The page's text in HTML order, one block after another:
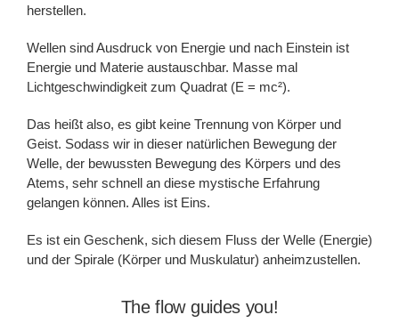
herstellen.
Wellen sind Ausdruck von Energie und nach Einstein ist
Energie und Materie austauschbar. Masse mal
Lichtgeschwindigkeit zum Quadrat (E = mc²).
Das heißt also, es gibt keine Trennung von Körper und
Geist. Sodass wir in dieser natürlichen Bewegung der
Welle, der bewussten Bewegung des Körpers und des
Atems, sehr schnell an diese mystische Erfahrung
gelangen können. Alles ist Eins.
Es ist ein Geschenk, sich diesem Fluss der Welle (Energie)
und der Spirale (Körper und Muskulatur) anheimzustellen.
The flow guides you!